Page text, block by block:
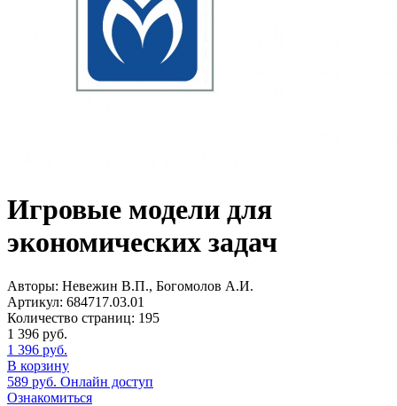
Игровые модели для
экономических задач
Авторы: Невежин В.П., Богомолов А.И.
Артикул: 684717.03.01
Количество страниц: 195
1 396 руб.
1 396 руб.
В корзину
589 руб. Онлайн доступ
Ознакомиться